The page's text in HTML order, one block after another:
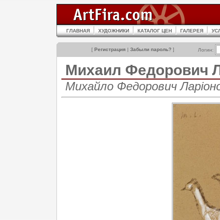
ГЛАВНАЯ ХУДОЖНИКИ КАТАЛОГ ЦЕН ГАЛЕРЕЯ
[ Регистрация | Забыли пароль? ] Логин:
Михаил
Михайло Федорович